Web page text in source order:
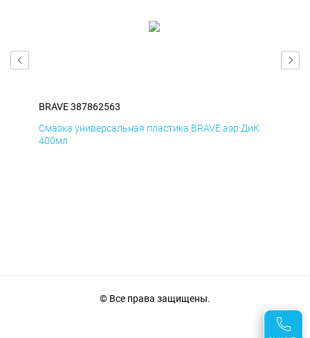
BRAVE 387862563
Смазка универсальная пластика BRAVE аэр ДиК
400мл
© Все права защищены.